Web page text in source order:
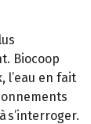
Biocoop
l’eau en fait
s’interroger.